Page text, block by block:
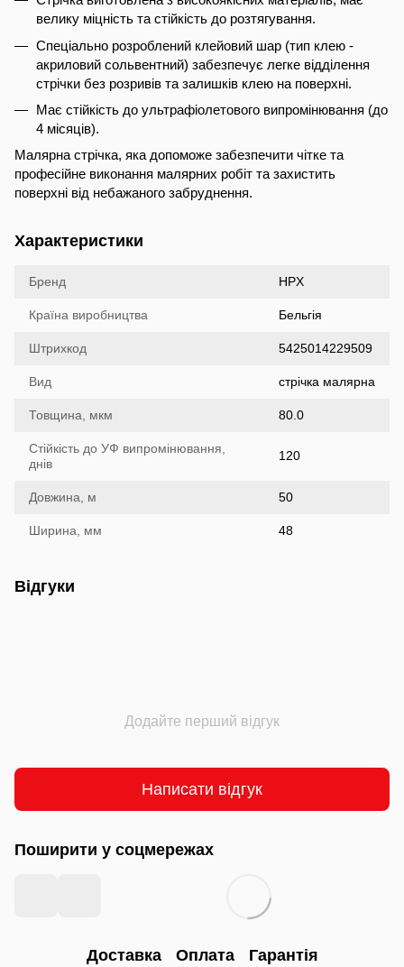
велику міцність та стійкість до розтягування.
Спеціально розроблений клейовий шар (тип клею -
акриловий сольвентний) забезпечує легке відділення
стрічки без розривів та залишків клею на поверхні.
Має стійкість до ультрафіолетового випромінювання (до
4 місяців).
Малярна стрічка, яка допоможе забезпечити чітке та
професійне виконання малярних робіт та захистить
поверхні від небажаного забруднення.
Характеристики
Бренд HPX
Країна виробництва Бельгія
Штрихкод 5425014229509
Вид стрічка малярна
Товщина, мкм 80.0
Стійкість до УФ випромінювання,
днів
120
Довжина, м 50
Ширина, мм 48
Відгуки
Додайте перший відгук
Написати відгук
Поширити у соцмережах
Доставка Оплата Гарантія